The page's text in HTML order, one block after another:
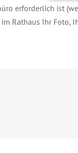
erforderlich ist
Rathaus Ihr Foto,